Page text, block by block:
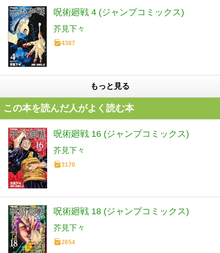
呪術廻戦 4 (ジャンプコミックス)
芥見下々
4387
もっと見る
この本を読んだ人がよく読む本
呪術廻戦 16 (ジャンプコミックス)
芥見下々
3170
呪術廻戦 18 (ジャンプコミックス)
芥見下々
2654